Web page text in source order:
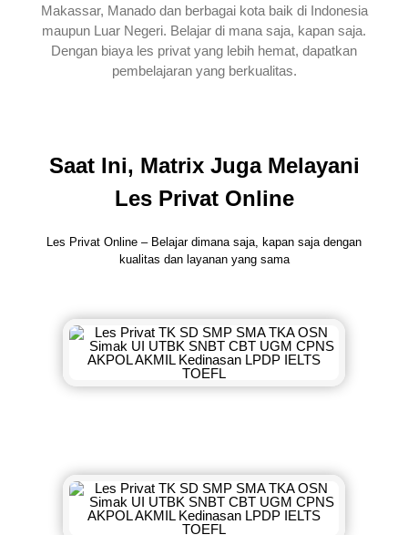
Makassar, Manado dan berbagai kota baik di Indonesia
maupun Luar Negeri. Belajar di mana saja, kapan saja.
Dengan biaya les privat yang lebih hemat, dapatkan
pembelajaran yang berkualitas.
Saat Ini, Matrix Juga Melayani
Les Privat Online
Les Privat Online – Belajar dimana saja, kapan saja dengan
kualitas dan layanan yang sama